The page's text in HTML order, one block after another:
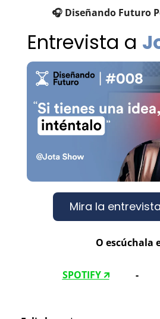
🎧 Diseñando Futuro
Entrevista a
Mira la
O escúchala
SPOTIFY 🡭 -